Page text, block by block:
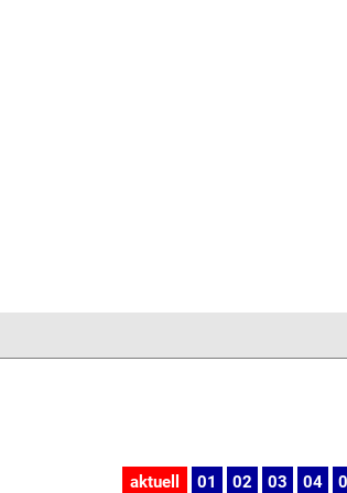
aktuell 01 02 03 04